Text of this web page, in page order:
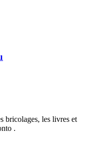
bricolages, les livres et
.